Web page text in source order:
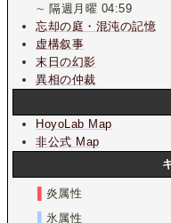
∼ 隔週月曜 04:59
忘却の庭・混沌の記憶
虚構叙事
末日の幻影
異相の仲裁
HoyoLab Map
非公式 Map
炎属性
氷属性